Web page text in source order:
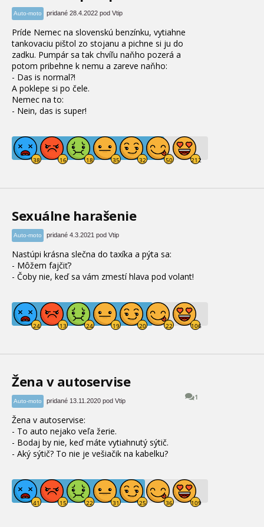
Auto-moto pridané 28.4.2022 pod Vtip
Príde Nemec na slovenskú benzínku, vytiahne
tankovaciu pištol zo stojanu a pichne si ju do
zadku. Pumpár sa tak chvíľu naňho pozerá a
potom pribehne k nemu a zareve naňho:
- Das is normal?!
A poklepe si po čele.
Nemec na to:
- Nein, das is super!
Sexuálne harašenie
Auto-moto pridané 4.3.2021 pod Vtip
Nastúpi krásna slečna do taxíka a pýta sa:
- Môžem fajčiť?
- Čoby nie, keď sa vám zmestí hlava pod volant!
Žena v autoservise
1
Auto-moto pridané 13.11.2020 pod Vtip
Žena v autoservise:
- To auto nejako veľa žerie.
- Bodaj by nie, keď máte vytiahnutý sýtič.
- Aký sýtič? To nie je vešiačik na kabelku?